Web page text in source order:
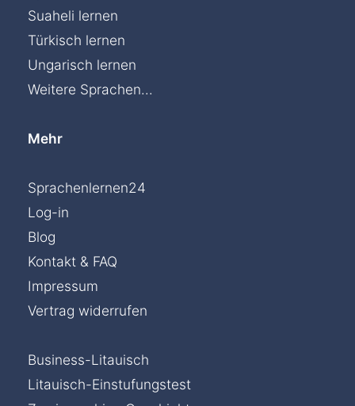
Suaheli lernen
Türkisch lernen
Ungarisch lernen
Weitere Sprachen...
Mehr
Sprachenlernen24
Log-in
Blog
Kontakt & FAQ
Impressum
Vertrag widerrufen
Business-Litauisch
Litauisch-Einstufungstest